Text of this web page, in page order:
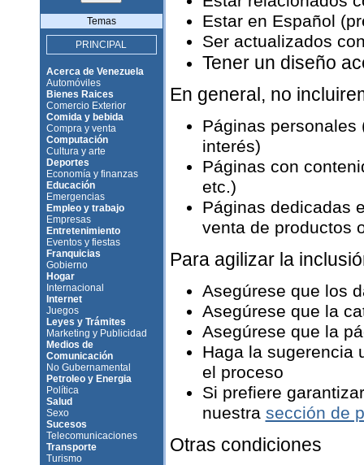
Temas
PRINCIPAL
Acerca de Venezuela
Automóviles
Bienes Raices
Comercio Exterior
Comida y bebida
Compra y venta
Computación
Cultura y arte
Deportes
Economía y finanzas
Educación
Emergencias
Empleo y trabajo
Empresas
Entretenimiento
Eventos y fiestas
Franquicias
Gobierno
Hogar
Internacional
Internet
Juegos
Leyes y Trámites
Marketing y Publicidad
Medios de
Comunicación
No Gubernamental
Petroleo y Energia
Política
Salud
Sexo
Sucesos
Telecomunicaciones
Transporte
Turismo
Estar en Español
Ser actualizados
Tener un diseño
En general, no
Páginas personales
interés)
Páginas con
etc.)
Páginas dedicadas
venta de productos
Para agilizar la
Asegúrese que los
Asegúrese que la
Asegúrese que la
Haga la sugerencia
el proceso
Si prefiere
nuestra sección de
Otras condiciones